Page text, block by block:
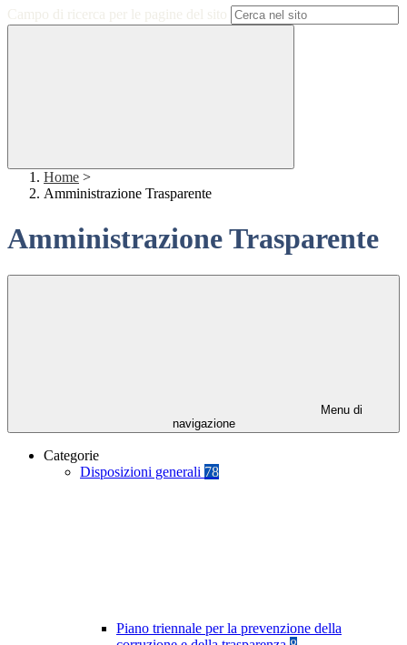
Campo di ricerca per le pagine del sito
Home >
Amministrazione Trasparente
Amministrazione Trasparente
Menu di
navigazione
Categorie
Disposizioni generali 78
Piano triennale per la prevenzione della